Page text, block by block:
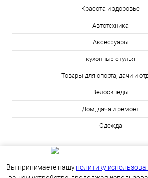
Красота и здоровье
Автотехника
Аксессуары
кухонные стулья
Товары для спорта, дачи и
Велосипеды
Дом, дача и ремонт
Одежда
Вы принимаете нашу политику